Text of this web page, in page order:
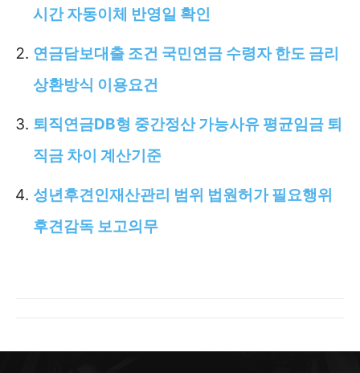
시간 자동이체 반영일 확인
연금담보대출 조건 국민연금 수령자 한도 금리
상환방식 이용요건
퇴직연금DB형 중간정산 가능사유 평균임금 퇴
직금 차이 계산기준
성년후견인재산관리 범위 법원허가 필요행위
후견감독 보고의무